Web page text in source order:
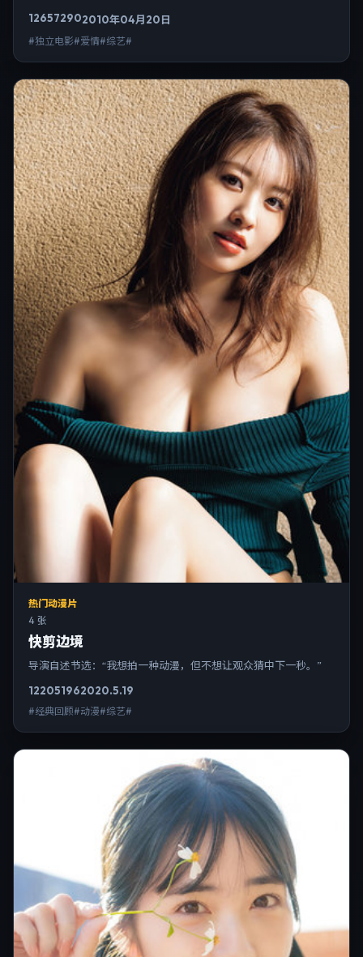
126572902010年04月20日
#独立电影#爱情#综艺#
热门动漫片
4 张
快剪边境
导演自述节选：“我想拍一种动漫，但不想让观众猜中下一秒。”
122051962020.5.19
#经典回顾#动漫#综艺#